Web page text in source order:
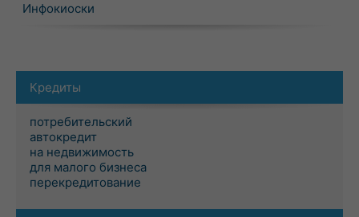
Инфокиоски
Кредиты
потребительский
автокредит
на недвижимость
для малого бизнеса
перекредитование